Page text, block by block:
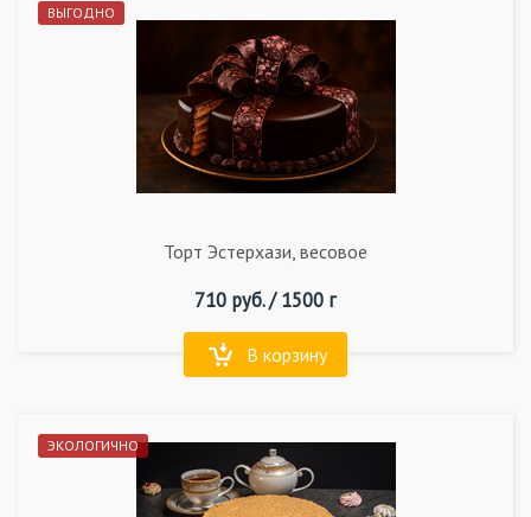
ВЫГОДНО
Торт Эстерхази, весовое
710 руб. /1500 г
В корзину
ЭКОЛОГИЧНО